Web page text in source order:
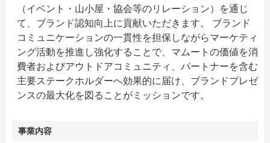
（イベント・山小屋・協会等のリレーション）を通じ
て、ブランド認知向上に貢献いただきます。 ブランド
コミュニケーションの一貫性を担保しながらマーケティ
ング活動を推進し強化することで、マムートの価値を消
費者およびアウトドアコミュニティ、パートナーを含む
主要ステークホルダーへ効果的に届け、ブランドプレゼ
ンスの最大化を図ることがミッションです。
事業内容